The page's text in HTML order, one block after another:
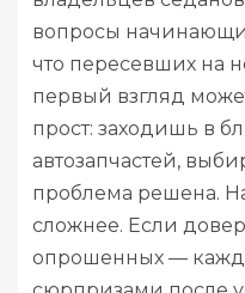
вопросы
что пересевших на
первый взгляд
прост: заходишь в
автозапчастей,
проблема решена.
сложнее. Если
опрошенных —